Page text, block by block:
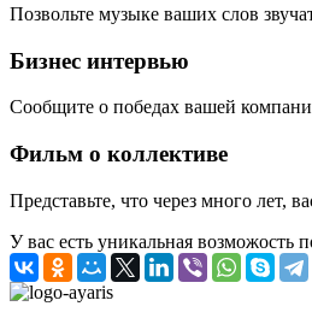
Позвольте музыке ваших слов
Бизнес интервью
Сообщите о победах вашей
Фильм о коллективе
Представьте, что через много лет,
У вас есть уникальная возможость